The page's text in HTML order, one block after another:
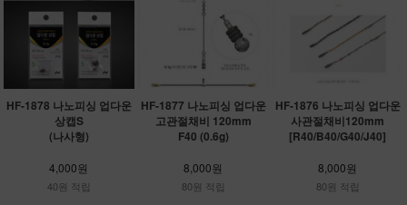
HF-1878 나노피싱 업다운
상캡S
(나사형)
4,000원
40원 적립
HF-1877 나노피싱 업다운
고관절채비 120mm
F40 (0.6g)
8,000원
80원 적립
HF-1876 나노피싱 업다운
사관절채비120mm
[R40/B40/G40/J40]
8,000원
80원 적립